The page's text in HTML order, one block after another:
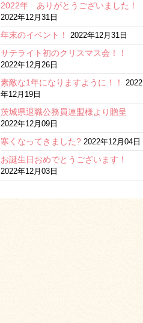
2022年 ありがとうございました！
2022年12月31日
年末のイベント！ 2022年12月31日
サテライト初のクリスマス会！！
2022年12月26日
素敵な1年になりますように！！
2022
年12月19日
茨城県退職公務員連盟様より贈呈
2022年12月09日
寒くなってきました? 2022年12月04日
お誕生日おめでとうございます！
2022年12月03日